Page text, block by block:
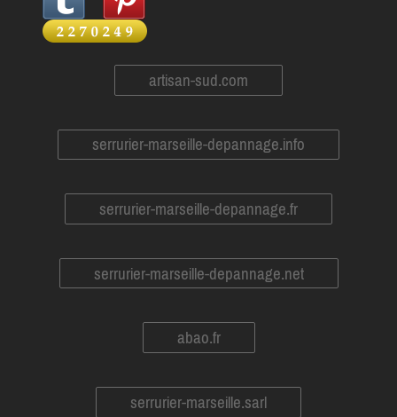
artisan-sud.com
serrurier-marseille-depannage.info
serrurier-marseille-depannage.fr
serrurier-marseille-depannage.net
abao.fr
serrurier-marseille.sarl